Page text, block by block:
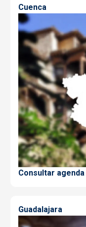
Cuenca
Consultar agenda
Guadalajara